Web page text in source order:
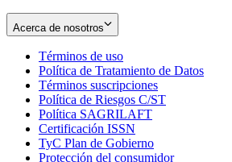
Acerca de nosotros
Términos de uso
in
new
window
Política de Tratamiento de Datos
Términos suscripciones
in
Política de Riesgos C/ST
Política SAGRILAFT
new
window
Certificación ISSN
in
new
TyC Plan de Gobierno
in
Protección del consumidorOpens